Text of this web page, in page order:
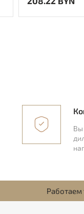
Вы
Работаем